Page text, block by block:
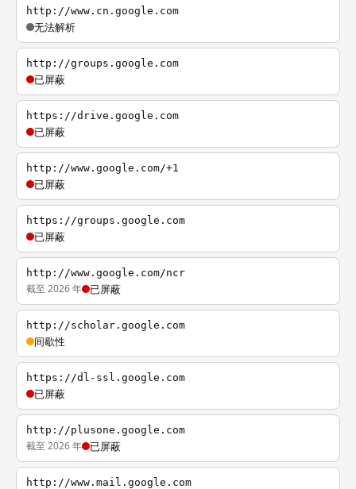
http://www.cn.google.com
无法解析
http://groups.google.com
已屏蔽
https://drive.google.com
已屏蔽
http://www.google.com/+1
已屏蔽
https://groups.google.com
已屏蔽
http://www.google.com/ncr
截至 2026 年 已屏蔽
http://scholar.google.com
间歇性
https://dl-ssl.google.com
已屏蔽
http://plusone.google.com
截至 2026 年 已屏蔽
http://www.mail.google.com